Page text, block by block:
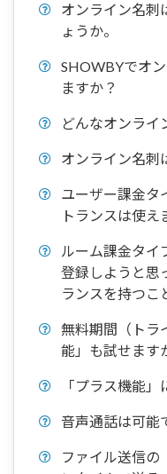
オンライン名刺
ょうか。
SHOWBYでオ
ますか？
どんなオンライ
オンライン名刺
ユーザー課金タ
トランスは使え
ルーム課金タイ
登録しようと思
ランスを持つこ
無料期間（トラ
能」も試せます
「プラス機能」
音声通話は可能
ファイル送信の